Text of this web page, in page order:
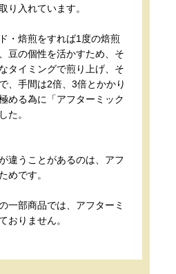
り入れています。
・焙煎をすれば1度の焙煎
豆の個性を活かすため、そ
タイミングで煎り上げ、そ
、手間は2倍、3倍とかかり
める為に「アフターミック
た。
違うことがあるのは、アフ
めです。
一部商品では、アフターミ
おりません。